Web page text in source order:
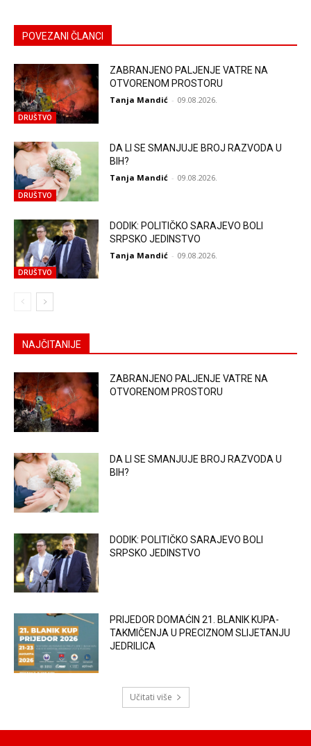
POVEZANI ČLANCI
DRUŠTVO
ZABRANJENO PALJENJE VATRE NA
OTVORENOM PROSTORU
Tanja Mandić - 09.08.2026.
DRUŠTVO
DA LI SE SMANJUJE BROJ RAZVODA U
BIH?
Tanja Mandić - 09.08.2026.
DRUŠTVO
DODIK: POLITIČKO SARAJEVO BOLI
SRPSKO JEDINSTVO
Tanja Mandić - 09.08.2026.
NAJČITANIJE
ZABRANJENO PALJENJE VATRE NA
OTVORENOM PROSTORU
DA LI SE SMANJUJE BROJ RAZVODA U
BIH?
DODIK: POLITIČKO SARAJEVO BOLI
SRPSKO JEDINSTVO
PRIJEDOR DOMAĆIN 21. BLANIK KUPA-
TAKMIČENJA U PRECIZNOM SLIJETANJU
JEDRILICA
Učitati više